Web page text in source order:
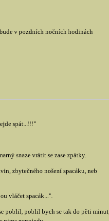
v pozdních nočních hodinách
spát...!!!"
snaze vrátit se zase zpátky.
zbytečného nošení spacáku, neb
vláčet spacák...".
poblil, poblil bych se tak do pěti minut,